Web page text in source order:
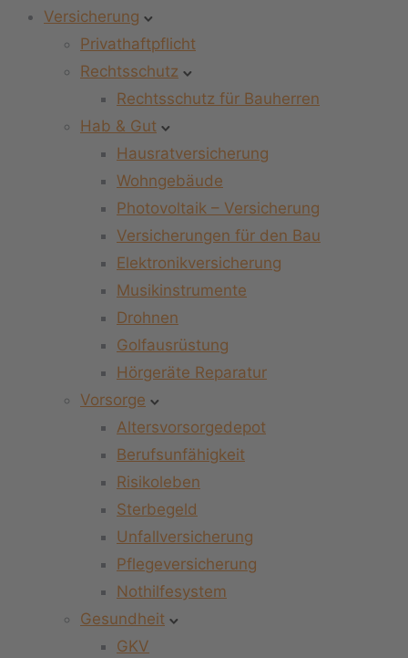
Versicherung
Privathaftpflicht
Rechtsschutz
Rechtsschutz für Bauherren
Hab & Gut
Hausratversicherung
Wohngebäude
Photovoltaik – Versicherung
Versicherungen für den Bau
Elektronikversicherung
Musikinstrumente
Drohnen
Golfausrüstung
Hörgeräte Reparatur
Vorsorge
Altersvorsorgedepot
Berufsunfähigkeit
Risikoleben
Sterbegeld
Unfallversicherung
Pflegeversicherung
Nothilfesystem
Gesundheit
GKV